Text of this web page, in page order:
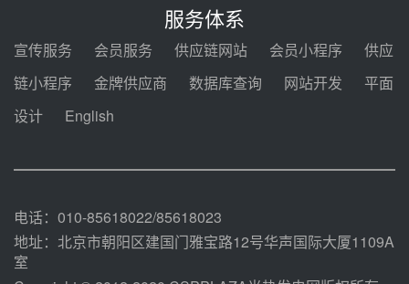
目海南州香加#1储能工程EPC总承
包项目设备采购
河北金悦弘千中标重能新疆天山北
麓100MW光热发电项目用“碳钢、
100MW光热发电项目管件采购
服务体系
宣传服务 会员服务 供应链网站 会员小程序
供应
链小程序
金牌供应商 数据库查询 网站开发
平面
设计
English
电话：010-85618022/85618023
地址：北京市朝阳区建国门雅宝路12号华声国际大厦1109A
室